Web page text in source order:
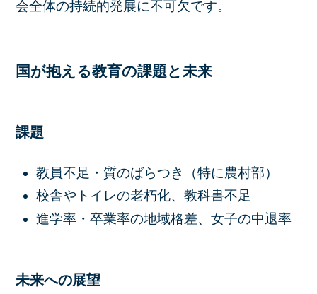
会全体の持続的発展に不可欠です。
国が抱える教育の課題と未来
課題
教員不足・質のばらつき（特に農村部）
校舎やトイレの老朽化、教科書不足
進学率・卒業率の地域格差、女子の中退率
未来への展望